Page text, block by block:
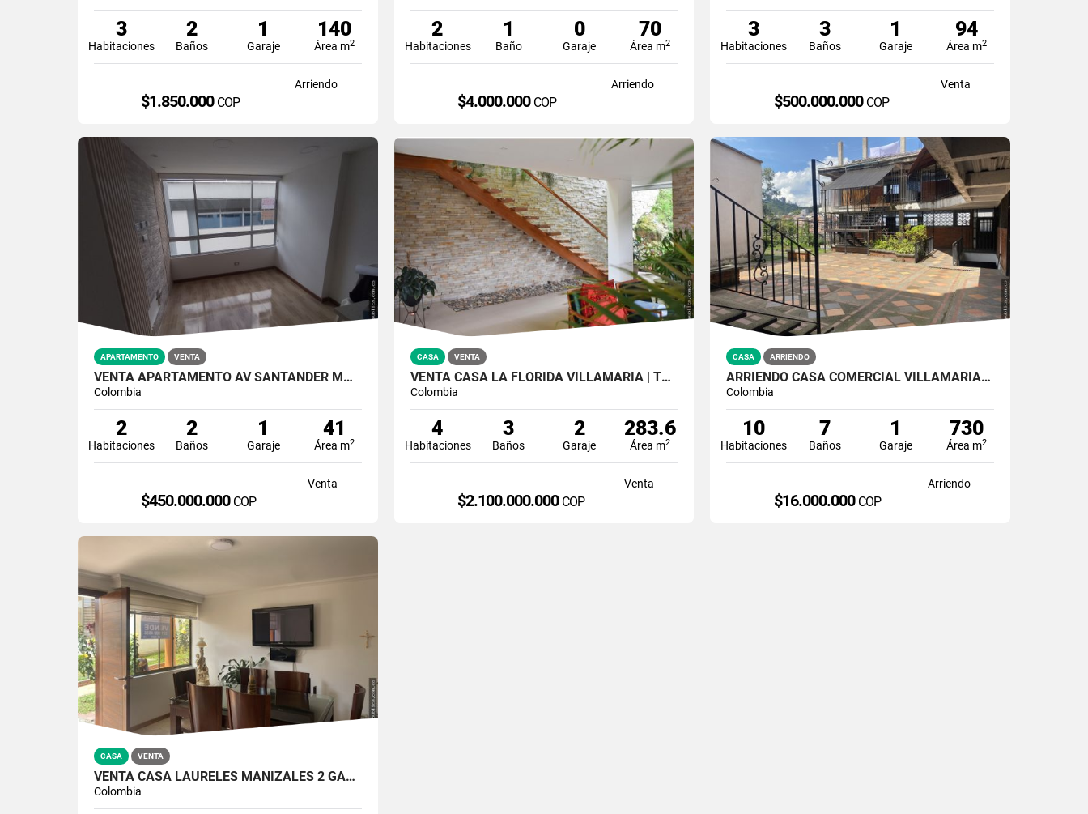
3
Habitaciones
2
Baños
1
Garaje
140
Área m2
Arriendo
$1.850.000 COP
2
Habitaciones
1
Baño
0
Garaje
70
Área m2
Arriendo
$4.000.000 COP
3
Habitaciones
3
Baños
1
Garaje
94
Área m2
Venta
$500.000.000 COP
APARTAMENTO VENTA
VENTA APARTAMENTO AV SANTANDER MANIZALES NUEVO | APTO EN VENTA
Colombia
2
Habitaciones
2
Baños
1
Garaje
41
Área m2
Venta
$450.000.000 COP
CASA VENTA
VENTA CASA LA FLORIDA VILLAMARIA | TERRAZA EXTERIOR
Colombia
4
Habitaciones
3
Baños
2
Garaje
283.6
Área m2
Venta
$2.100.000.000 COP
CASA ARRIENDO
ARRIENDO CASA COMERCIAL VILLAMARIA | 10 SALONES - 7 BAÑOS
Colombia
10
Habitaciones
7
Baños
1
Garaje
730
Área m2
Arriendo
$16.000.000 COP
CASA VENTA
VENTA CASA LAURELES MANIZALES 2 GARAJES | CASAS EN CONJUNTO CERRADO
Colombia